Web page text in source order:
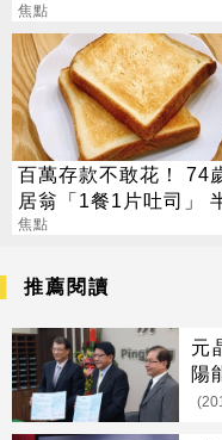
錢？
焦點
百萬存款不敢花！ 74
居翁「1餐1片吐司」
暴瘦嚇壞女兒
焦點
推薦閱讀
元
陽